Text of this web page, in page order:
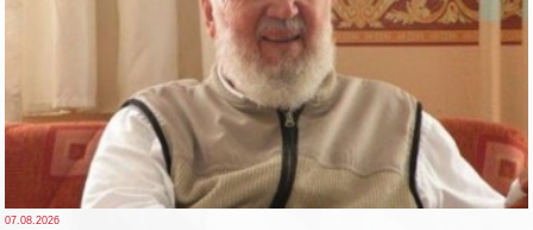
07.08.2026